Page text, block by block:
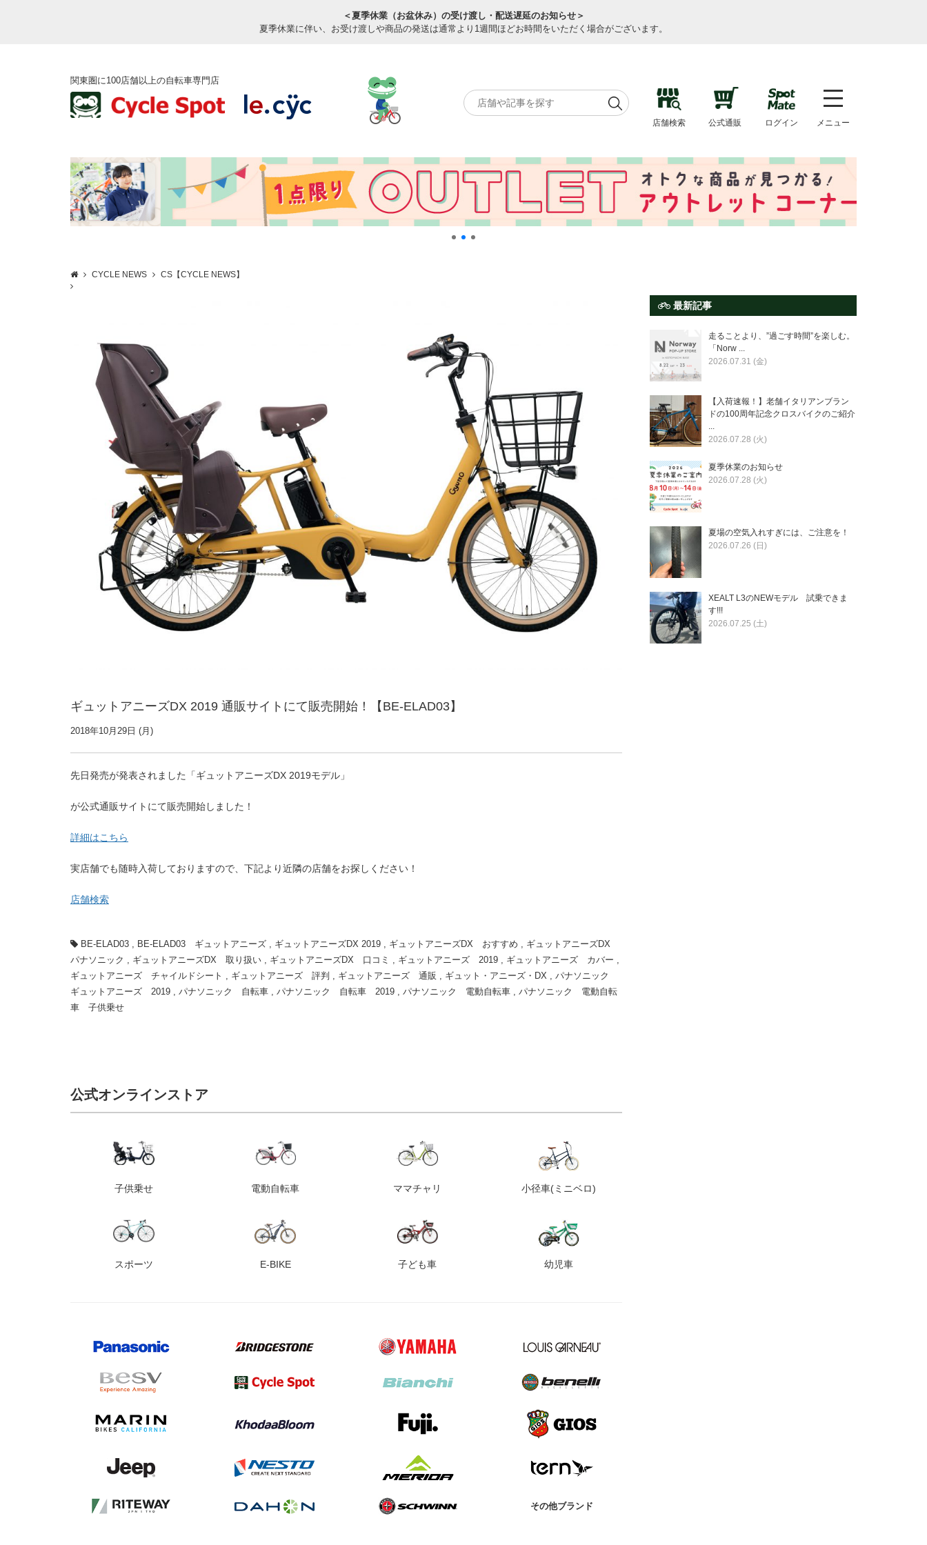
＜夏季休業（お盆休み）の受け渡し・配送遅延のお知らせ＞
夏季休業に伴い、お受け渡しや商品の発送は通常より1週間ほどお時間をいただく場合がございます。
関東圏に100店舗以上の自転車専門店
店舗検索 公式通販 ログイン メニュー
CYCLE NEWS CS【CYCLE NEWS】
ギュットアニーズDX 2019 通販サイトにて販売開始！【BE-ELAD03】
2018年10月29日 (月)
先日発売が発表されました「ギュットアニーズDX 2019モデル」
が公式通販サイトにて販売開始しました！
詳細はこちら
実店舗でも随時入荷しておりますので、下記より近隣の店舗をお探しください！
店舗検索
BE-ELAD03 BE-ELAD03 ギュットアニーズ ギュットアニーズDX 2019 ギュットアニーズDX おすすめ
ギュットアニーズDX
パナソニック
ギュットアニーズDX 取り扱い ギュットアニーズDX 口コミ ギュットアニーズ 2019 ギュットアニーズ カバー
ギュットアニーズ チャイルドシート
ギュットアニーズ 評判 ギュットアニーズ 通販 ギュット・アニーズ・DX
パナソニック
ギュットアニーズ 2019
パナソニック 自転車 パナソニック 自転車 2019 パナソニック 電動自転車
パナソニック 電動自転
車 子供乗せ
公式オンラインストア
子供乗せ 電動自転車 ママチャリ 小径車(ミニベロ)
スポーツ E-BIKE 子ども車 幼児車
その他ブランド
最新記事
走ることより、”過ごす時間”を楽しむ。
「Norw ...
2026.07.31 (金)
【入荷速報！】老舗イタリアンブラン
ドの100周年記念クロスバイクのご紹介
...
2026.07.28 (火)
夏季休業のお知らせ
2026.07.28 (火)
夏場の空気入れすぎには、ご注意を！
2026.07.26 (日)
XEALT L3のNEWモデル 試乗できま
す!!!
2026.07.25 (土)